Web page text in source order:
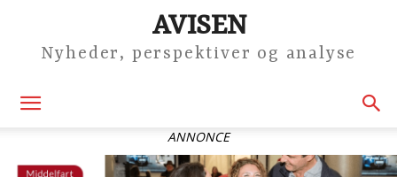
AVISEN
Nyheder, perspektiver og analyse
ANNONCE